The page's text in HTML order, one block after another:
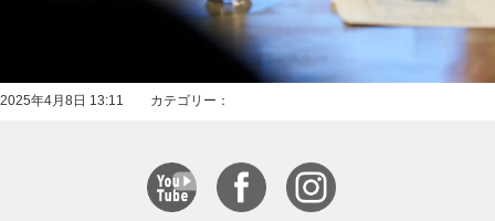
2025年4月8日 13:11 カテゴリー：